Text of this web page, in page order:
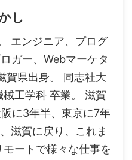
し
エンジニア、プログ
ガー、Webマーケタ
賀県出身。 同志社大
工学科 卒業。 滋賀
に3年半、東京に7年
滋賀に戻り、これま
ートで様々な仕事を